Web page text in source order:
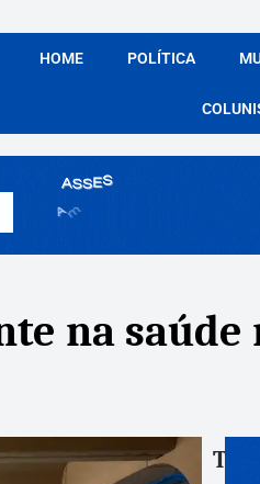
HOME POLÍTICA
na
Tags: